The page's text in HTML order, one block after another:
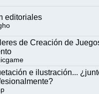
editoriales
de Creación de
e ilustración...